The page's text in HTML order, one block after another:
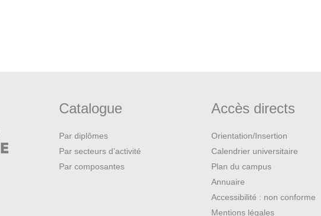
Catalogue
Par diplômes
Par secteurs d’activité
Par composantes
Accès directs
Orientation/Insertion
Calendrier universitaire
Plan du campus
Annuaire
Accessibilité : non conforme
Mentions légales